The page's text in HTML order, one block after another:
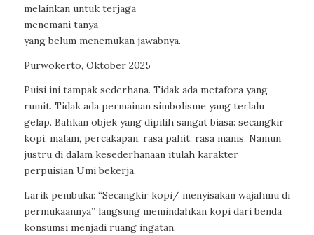
melainkan untuk terjaga
menemani tanya
yang belum menemukan jawabnya.
Purwokerto, Oktober 2025
Puisi ini tampak sederhana. Tidak ada metafora yang
rumit. Tidak ada permainan simbolisme yang terlalu
gelap. Bahkan objek yang dipilih sangat biasa: secangkir
kopi, malam, percakapan, rasa pahit, rasa manis. Namun
justru di dalam kesederhanaan itulah karakter
perpuisian Umi bekerja.
Larik pembuka: “Secangkir kopi/ menyisakan wajahmu di
permukaannya” langsung memindahkan kopi dari benda
konsumsi menjadi ruang ingatan.